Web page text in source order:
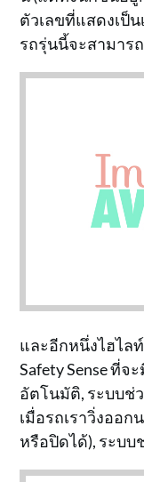
ตัวเลขที่แสดงเป็
รถรุ่นนี้จะสามาร
และอีกหนึ่งไฮไล
Safety Sense ที่จ
อัตโนมัติ, ระบบช่
เมื่อรถเราวิ่งออก
หรือปิดได้), ระบ